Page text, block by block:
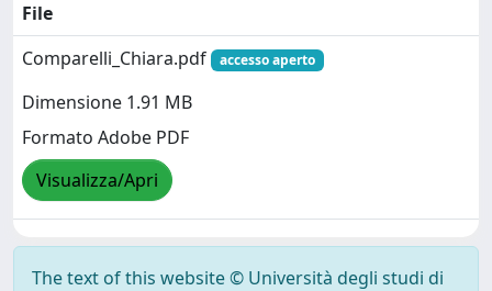
File
Comparelli_Chiara.pdf
accesso aperto
Dimensione 1.91 MB
Formato Adobe PDF
Visualizza/Apri
The text of this website © Università degli studi di